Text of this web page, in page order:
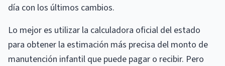
día con los últimos cambios.
Lo mejor es utilizar la calculadora oficial del estado
para obtener la estimación más precisa del monto de
manutención infantil que puede pagar o recibir. Pero